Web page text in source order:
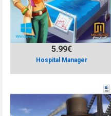
Hospital Manager
5.99€